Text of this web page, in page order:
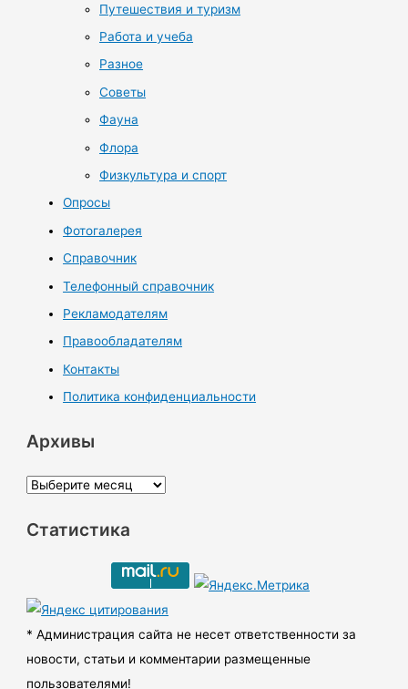
Путешествия и туризм
Работа и учеба
Разное
Советы
Фауна
Флора
Физкультура и спорт
Опросы
Фотогалерея
Справочник
Телефонный справочник
Рекламодателям
Правообладателям
Контакты
Политика конфиденциальности
Архивы
А
х
ы
Статистика
* Администрация сайта не несет ответственности за
новости, статьи и комментарии размещенные
пользователями!